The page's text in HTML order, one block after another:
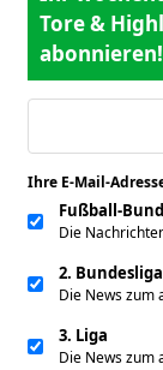
Tore &
abonnieren!
Ihre E-Mail-
Fußball-
Die
2. Bundesliga
Die News zum
3. Liga
Die News zum